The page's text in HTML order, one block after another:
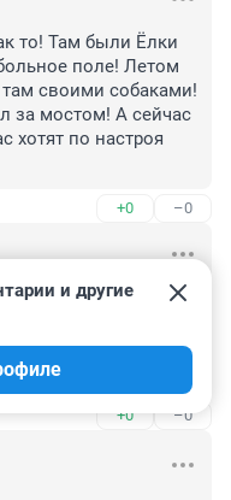
то! Там были Ёлки
поле! Летом
своими собаками!
за мостом! А сейчас
хотят по настроя
+0 –0
нет!!! Локоть
тысяча человек!!!
церковью.
+0 –0
и другие